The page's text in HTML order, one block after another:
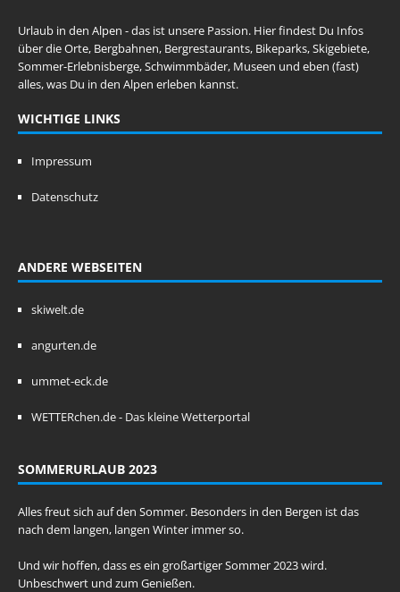
Urlaub in den Alpen - das ist unsere Passion. Hier findest Du Infos
über die Orte, Bergbahnen, Bergrestaurants, Bikeparks, Skigebiete,
Sommer-Erlebnisberge, Schwimmbäder, Museen und eben (fast)
alles, was Du in den Alpen erleben kannst.
WICHTIGE LINKS
Impressum
Datenschutz
ANDERE WEBSEITEN
skiwelt.de
angurten.de
ummet-eck.de
WETTERchen.de - Das kleine Wetterportal
SOMMERURLAUB 2023
Alles freut sich auf den Sommer. Besonders in den Bergen ist das
nach dem langen, langen Winter immer so.
Und wir hoffen, dass es ein großartiger Sommer 2023 wird.
Unbeschwert und zum Genießen.